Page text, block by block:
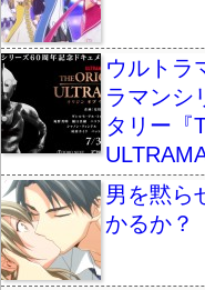
ウルトラ
ラマンシ
タリー『
男を黙ら
かるか？